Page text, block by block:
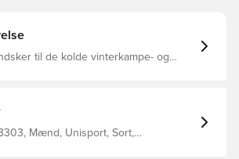
til de kolde vinterkampe- og
kan ses i mørket Designet
på ydersiden Fremstillet i 85%
Mænd, Unisport, Sort,